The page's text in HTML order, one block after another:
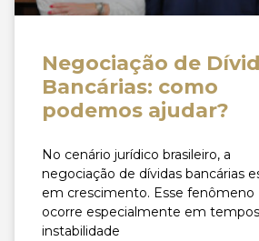
Negociação de
Bancárias: como
podemos ajudar?
No cenário jurídico brasileiro, a
negociação de dívidas bancárias
em crescimento. Esse fenômeno
ocorre especialmente em
instabilidade